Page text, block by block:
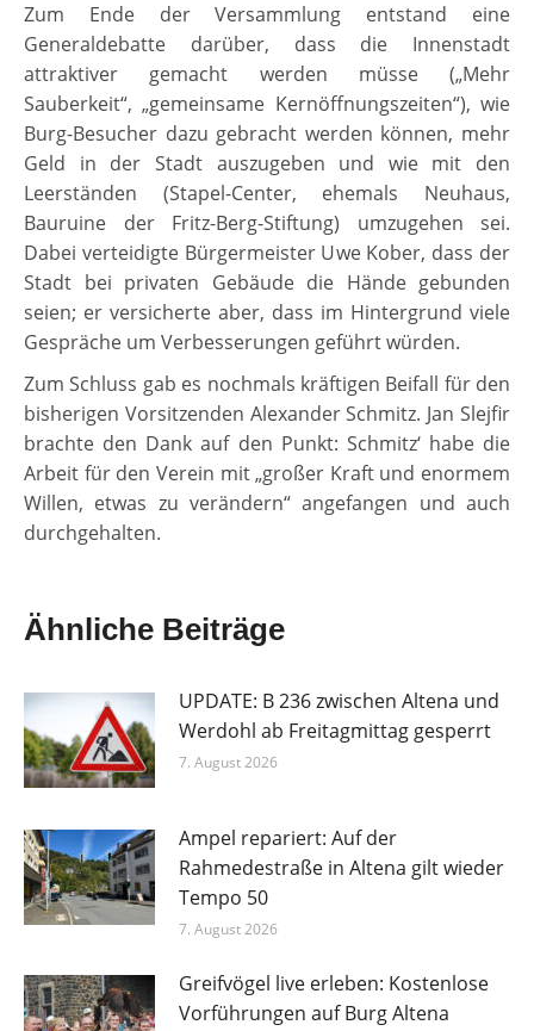
Zum Ende der Versammlung entstand eine
Generaldebatte darüber, dass die Innenstadt
attraktiver gemacht werden müsse („Mehr
Sauberkeit“, „gemeinsame Kernöffnungszeiten“), wie
Burg-Besucher dazu gebracht werden können, mehr
Geld in der Stadt auszugeben und wie mit den
Leerständen (Stapel-Center, ehemals Neuhaus,
Bauruine der Fritz-Berg-Stiftung) umzugehen sei.
Dabei verteidigte Bürgermeister Uwe Kober, dass der
Stadt bei privaten Gebäude die Hände gebunden
seien; er versicherte aber, dass im Hintergrund viele
Gespräche um Verbesserungen geführt würden.
Zum Schluss gab es nochmals kräftigen Beifall für den
bisherigen Vorsitzenden Alexander Schmitz. Jan Slejfir
brachte den Dank auf den Punkt: Schmitz‘ habe die
Arbeit für den Verein mit „großer Kraft und enormem
Willen, etwas zu verändern“ angefangen und auch
durchgehalten.
Ähnliche Beiträge
UPDATE: B 236 zwischen Altena und
Werdohl ab Freitagmittag gesperrt
7. August 2026
Ampel repariert: Auf der
Rahmedestraße in Altena gilt wieder
Tempo 50
7. August 2026
Greifvögel live erleben: Kostenlose
Vorführungen auf Burg Altena